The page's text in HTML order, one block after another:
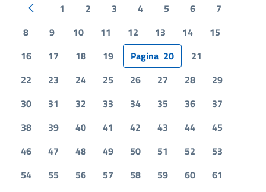
Pagina precedente
1 2 3 4 5 6
7
8
9 10 11 12 13 14
15
16
17 18 19 Pagina 20
21
22
23 24 25 26 27 28
29
30
31 32 33 34 35 36
37
38
39 40 41 42 43 44
45
46
47 48 49 50 51 52
53
54
55 56 57 58 59 60
61